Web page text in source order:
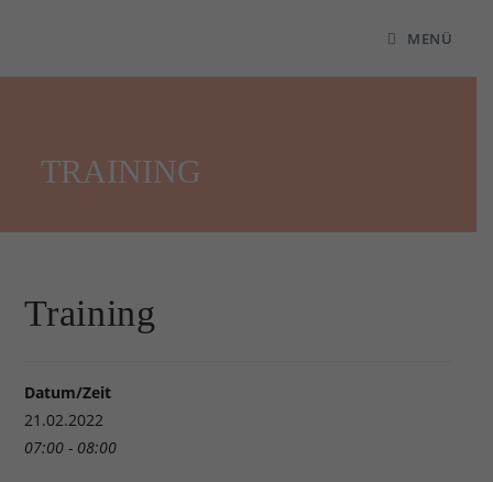
MENÜ
TRAINING
Training
Datum/Zeit
21.02.2022
07:00 - 08:00